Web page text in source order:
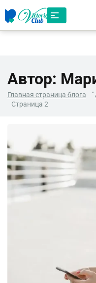
Автор:
Главная страница блога "
Страница 2